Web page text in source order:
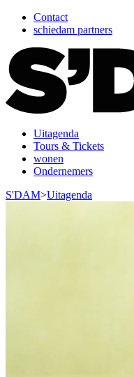
Contact
schiedam partners
Uitagenda
Tours & Tickets
wonen
Ondernemers
S'DAM>Uitagenda